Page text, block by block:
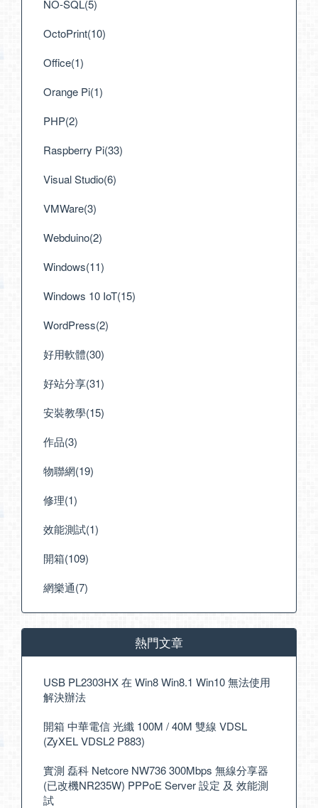
NO-SQL(5)
OctoPrint(10)
Office(1)
Orange Pi(1)
PHP(2)
Raspberry Pi(33)
Visual Studio(6)
VMWare(3)
Webduino(2)
Windows(11)
Windows 10 IoT(15)
WordPress(2)
好用軟體(30)
好站分享(31)
安裝教學(15)
作品(3)
物聯網(19)
修理(1)
效能測試(1)
開箱(109)
網樂通(7)
熱門文章
USB PL2303HX 在 Win8 Win8.1 Win10 無法使用
解決辦法
開箱 中華電信 光纖 100M / 40M 雙線 VDSL
(ZyXEL VDSL2 P883)
實測 磊科 Netcore NW736 300Mbps 無線分享器
(已改機NR235W) PPPoE Server 設定 及 效能測
試